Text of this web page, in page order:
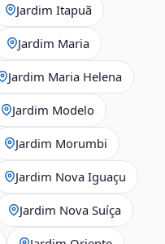
Jardim Itapuã
Jardim Maria
Jardim Maria Helena
Jardim Modelo
Jardim Morumbi
Jardim Nova Iguaçu
Jardim Nova Suíça